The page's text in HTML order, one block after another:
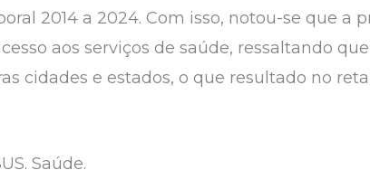
2014 a 2024. Com isso, notou-se que a
aos serviços de saúde, ressaltando
cidades e estados, o que resultado no
Saúde.